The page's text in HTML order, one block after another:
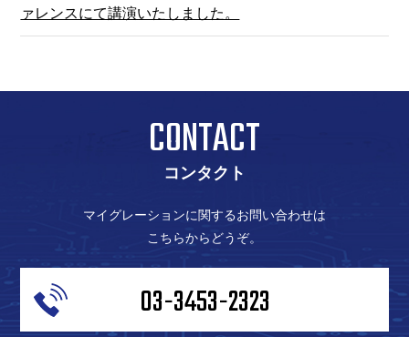
ァレンスにて講演いたしました。
CONTACT
コンタクト
マイグレーションに関するお問い合わせは
こちらからどうぞ。
03-3453-2323